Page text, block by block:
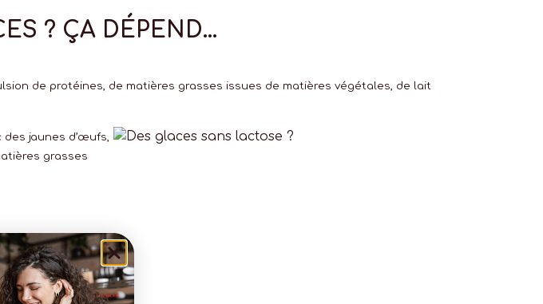
? ÇA DÉPEND…
de protéines, de matières grasses issues de matières végétales, de lait
jaunes d’œufs,
grasses
Il contient
contrôle et à
a donc pas de